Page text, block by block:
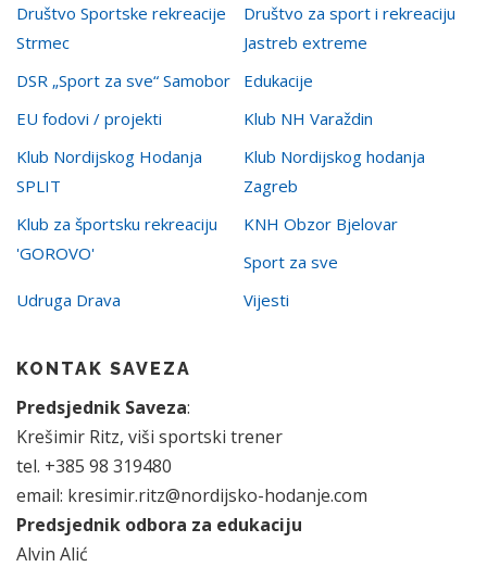
Društvo Sportske rekreacije
Strmec
Društvo za sport i rekreaciju
Jastreb extreme
DSR „Sport za sve“ Samobor
Edukacije
EU fodovi / projekti
Klub NH Varaždin
Klub Nordijskog Hodanja
SPLIT
Klub Nordijskog hodanja
Zagreb
Klub za športsku rekreaciju
'GOROVO'
KNH Obzor Bjelovar
Sport za sve
Udruga Drava
Vijesti
KONTAK SAVEZA
Predsjednik Saveza:
Krešimir Ritz, viši sportski trener
tel. +385 98 319480
email: kresimir.ritz@nordijsko-hodanje.com
Predsjednik odbora za edukaciju
Alvin Alić